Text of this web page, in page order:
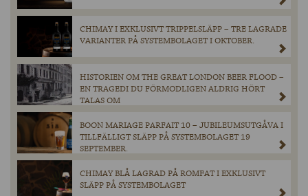
CHIMAY I EXKLUSIVT TRIPPELSLÄPP – TRE LAGRADE
VARIANTER PÅ SYSTEMBOLAGET I OKTOBER.
HISTORIEN OM THE GREAT LONDON BEER FLOOD –
EN TRAGEDI DU FÖRMODLIGEN ALDRIG HÖRT
TALAS OM
BOON MARIAGE PARFAIT 10 – JUBILEUMSUTGÅVA I
TILLFÄLLIGT SLÄPP PÅ SYSTEMBOLAGET 19
SEPTEMBER.
CHIMAY BLÅ LAGRAD PÅ ROMFAT I EXKLUSIVT
SLÄPP PÅ SYSTEMBOLAGET